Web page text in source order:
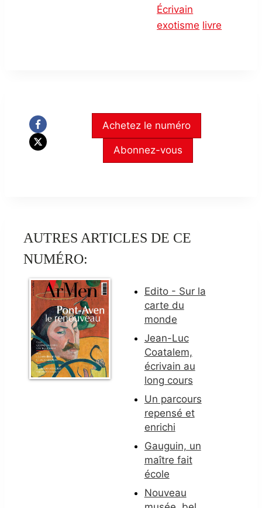
Écrivain
exotisme livre
Achetez le numéro
Abonnez-vous
AUTRES ARTICLES DE CE
NUMÉRO:
Edito - Sur la
carte du
monde
Jean-Luc
Coatalem,
écrivain au
long cours
Un parcours
repensé et
enrichi
Gauguin, un
maître fait
école
Nouveau